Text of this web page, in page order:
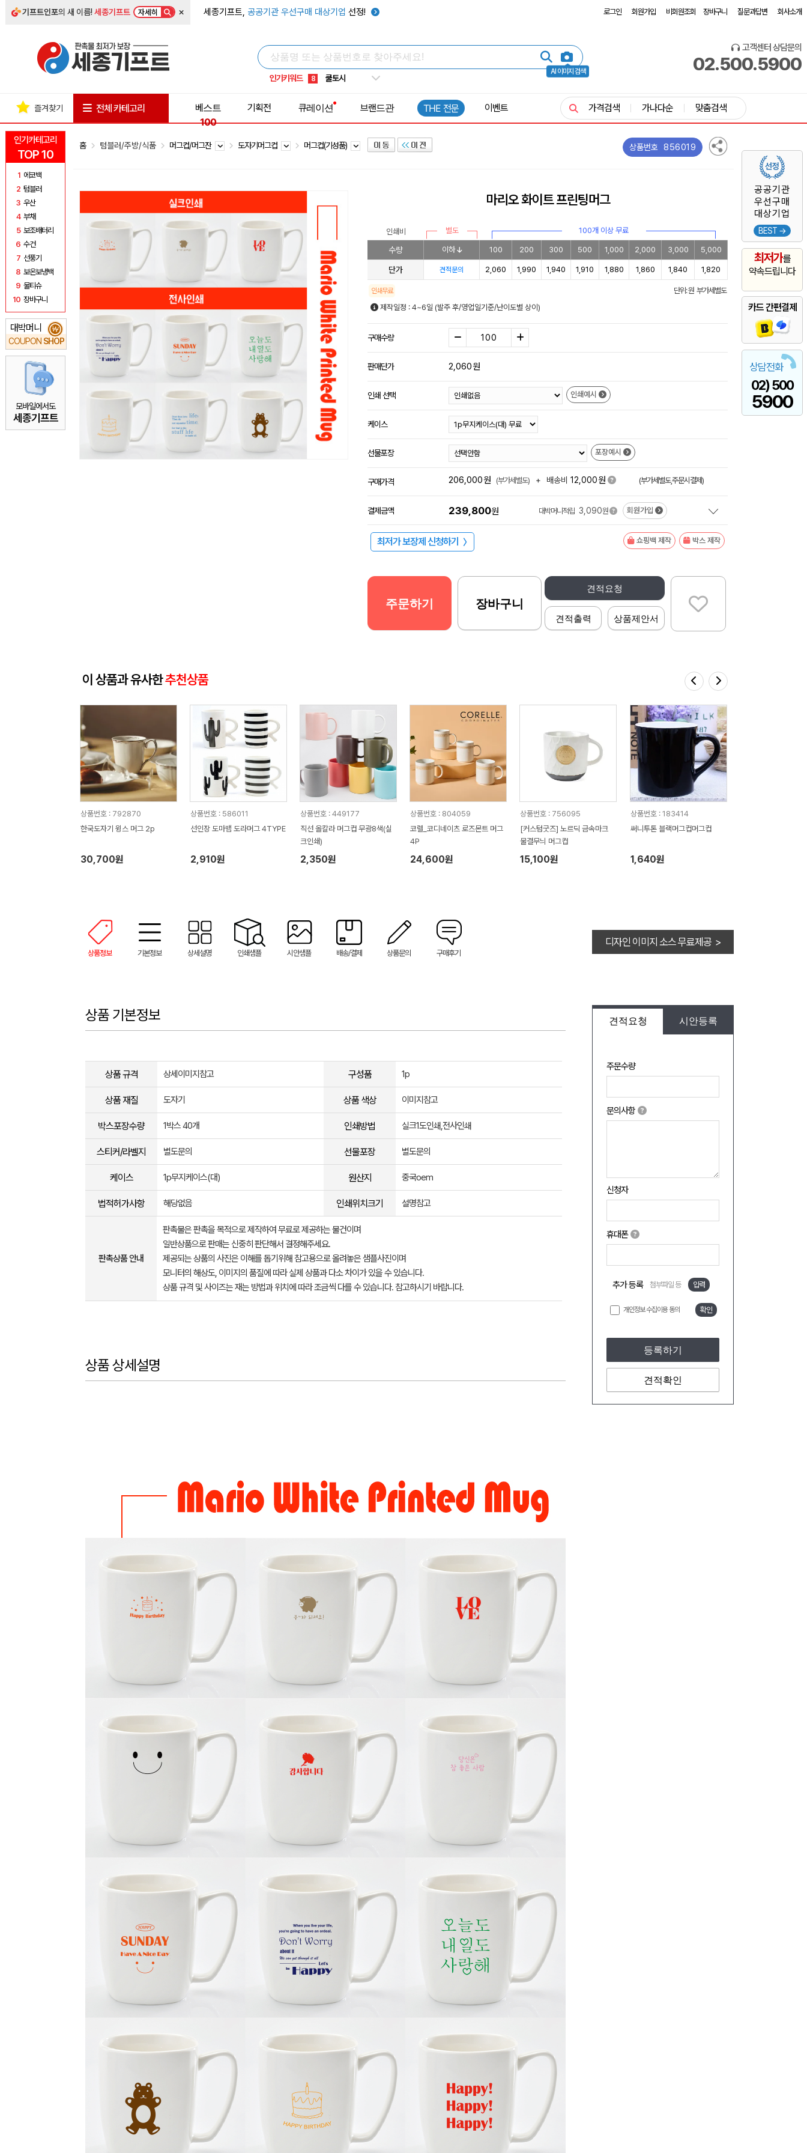
기프트인포의 새 이름!세종기프트 자세히 × 세종기프트, 공공기관 우선구매 대상기업 선정! 로그인 회원가입 비회원조회 장바구니 질문과답변 회사소개
AI 이미지 검색
인기키워드
5 키캡
8 쿨토시
9 넥쿨러
1 선풍기
고객센터 상담문의
02.500.5900
인기카테고리
TOP 10
1 에코백
2 텀블러
3 우산
4 부채
5 보조배터리
6 수건
7 선풍기
8 보온보냉백
9 물티슈
10 장바구니
대박머니
COUPON SHOP
₩
모바일에서도
세종기프트
공공기관
우선구매
대상기업
BEST →
최저가를
약속드립니다
카드 간편결제
상담전화
02) 500
5900
즐겨찾기 전체 카테고리
베스트
100
기획전 큐레이션 브랜드관 THE 전문 이벤트 가격검색 가나다순 맞춤검색
홈 텀블러/주방/식품 머그컵/머그잔 도자기머그컵 머그컵(기성품) 상품번호 856019
마리오 화이트 프린팅머그
인쇄비 별도 100개 이상 무료
수량 이하 100 200 300 500 1,000 2,000 3,000 5,000
단가 견적문의 2,060 1,990 1,940 1,910 1,880 1,860 1,840 1,820
인쇄무료
단위: 원 부가세별도
제작일정 : 4~6일 (발주 후/영업일기준/난이도별 상이)
구매수량
판매단가 2,060원
인쇄 선택 인쇄예시
케이스
선물포장 포장예시
구매가격 206,000원 (부가세별도) + 배송비 12,000원 (부가세별도,주문시결제)
결제금액 239,800원 대박머니적립 3,090원 회원가입
최저가 보장제 신청하기 〉 쇼핑백 제작 박스 제작
견적요청
견적출력 상품제안서
주문하기 장바구니
이 상품과 유사한추천상품
상품번호 : 792870
한국도자기 윙스 머그 2p
30,700원
상품번호 : 586011
선인장 도마뱀 도라머그 4TYPE
2,910원
상품번호 : 449177
직선 올칼라 머그컵 무광8색(실
크인쇄)
2,350원
상품번호 : 804059
코렐_코디네이츠 로즈몬트 머그
4P
24,600원
상품번호 : 756095
[커스텀굿즈] 노르딕 금속마크
물결무늬 머그컵
15,100원
상품번호 : 183414
써니투톤 블랙머그컵머그컵
1,640원
상품정보 기본정보 상세설명 인쇄샘플 시안샘플 배송/결제 상품문의 구매후기
디자인 이미지 소스 무료제공 >
견적요청 시안등록
주문수량
문의사항
신청자
휴대폰
추가 등록 첨부파일 등 입력
개인정보 수집이용 동의 확인
등록하기
견적확인
상품 기본정보
상품 규격 상세이미지참고 구성품 1p
상품 재질 도자기 상품 색상 이미지참고
박스포장수량 1박스 40개 인쇄방법 실크1도인쇄,전사인쇄
스티커/라벨지 별도문의 선물포장 별도문의
케이스 1p무지케이스(대) 원산지 중국oem
법적허가사항 해당없음 인쇄위치크기 설명참고
판촉상품 안내
판촉물은 판촉을 목적으로 제작하여 무료로 제공하는 물건이며
일반상품으로 판매는 신중히 판단해서 결정해주세요.
제공되는 상품의 사진은 이해를 돕기위해 참고용으로 올려놓은 샘플사진이며
모니터의 해상도, 이미지의 품질에 따라 실제 상품과 다소 차이가 있을 수 있습니다.
상품 규격 및 사이즈는 재는 방법과 위치에 따라 조금씩 다를 수 있습니다. 참고하시기 바랍니다.
상품 상세설명